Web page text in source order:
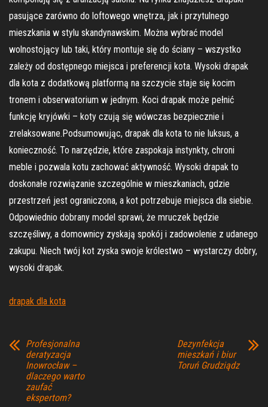
pasujące zarówno do loftowego wnętrza, jak i przytulnego
mieszkania w stylu skandynawskim. Można wybrać model
wolnostojący lub taki, który montuje się do ściany – wszystko
zależy od dostępnego miejsca i preferencji kota. Wysoki drapak
dla kota z dodatkową platformą na szczycie staje się kocim
tronem i obserwatorium w jednym. Koci drapak może pełnić
funkcję kryjówki – koty czują się wówczas bezpiecznie i
zrelaksowane.Podsumowując, drapak dla kota to nie luksus, a
konieczność. To narzędzie, które zaspokaja instynkty, chroni
meble i pozwala kotu zachować aktywność. Wysoki drapak to
doskonałe rozwiązanie szczególnie w mieszkaniach, gdzie
przestrzeń jest ograniczona, a kot potrzebuje miejsca dla siebie.
Odpowiednio dobrany model sprawi, że mruczek będzie
szczęśliwy, a domownicy zyskają spokój i zadowolenie z udanego
zakupu. Niech twój kot zyska swoje królestwo – wystarczy dobry,
wysoki drapak.
drapak dla kota
Profesjonalna
deratyzacja
Inowrocław –
dlaczego warto
zaufać
ekspertom?
Dezynfekcja
mieszkań i biur
Toruń Grudziądz